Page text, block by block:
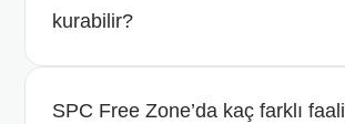
kurabilir?
SPC Free Zone’da kaç farklı